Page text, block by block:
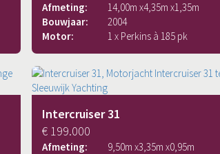
Afmeting: 14,00m x4,35m x1,35m
Bouwjaar:
2004
Motor:
1 x Perkins à 185 pk
Intercruiser 31
€ 199.000
Afmeting: 9,50m x3,35m x0,95m